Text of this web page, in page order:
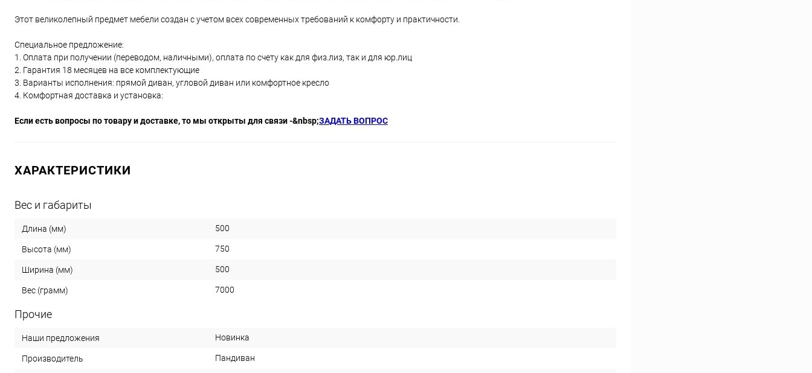
Этот великолепный предмет мебели создан с учетом всех современных требований к комфорту и практичности.
Специальное предложение:
1. Оплата при получении (переводом, наличными), оплата по счету как для физ.лиз, так и для юр.лиц
2. Гарантия 18 месяцев на все комплектующие
3. Варианты исполнения: прямой диван, угловой диван или комфортное кресло
4. Комфортная доставка и установка:
Если есть вопросы по товару и доставке, то мы открыты для связи -&nbsp;ЗАДАТЬ ВОПРОС
ХАРАКТЕРИСТИКИ
Вес и габариты
Длина (мм) 500
Высота (мм) 750
Ширина (мм) 500
Вес (грамм) 7000
Прочие
Наши предложения Новинка
Производитель Пандиван